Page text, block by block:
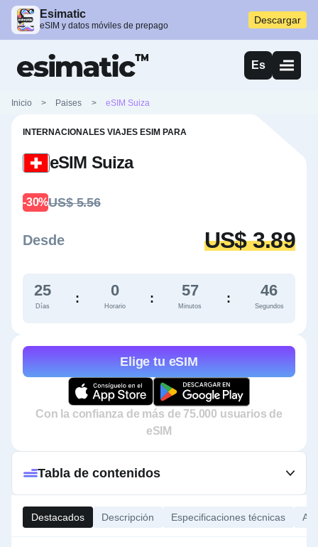
Esimatic
eSIM y datos móviles de prepago Descargar
Es
Inicio > Paises > eSIM Suiza
INTERNACIONALES VIAJES ESIM PARA
eSIM Suiza
-30%US$ 5.56
Desde US$ 3.89
25
Días
: 0
Horario
: 57
Minutos
: 45
Segundos
Elige tu eSIM
Con la confianza de más de 75.000 usuarios de
eSIM
Destacados Descripción Especificaciones técnicas
Tabla de contenidos